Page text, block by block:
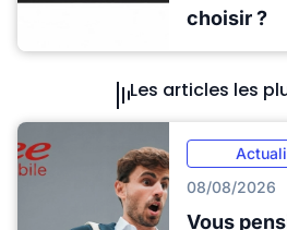
choisir ?
Les articles les
08/08/2026
Vous